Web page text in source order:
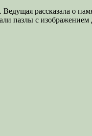
рассказала о
пазлы с изображением